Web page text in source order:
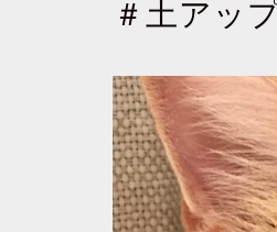
＃土アッ